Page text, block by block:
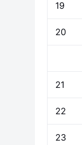
19
20
21
22
23